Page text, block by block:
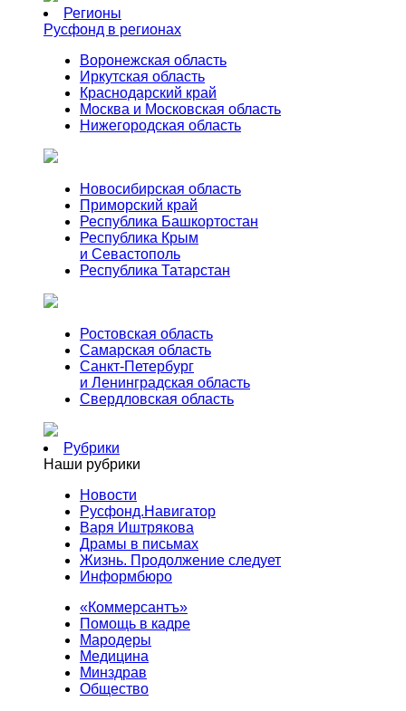
Регионы
Русфонд в регионах
Воронежская область
Иркутская область
Краснодарский край
Москва и Московская область
Нижегородская область
Новосибирская область
Приморский край
Республика Башкортостан
Республика Крым
и Севастополь
Республика Татарстан
Ростовская область
Самарская область
Санкт-Петербург
и Ленинградская область
Свердловская область
Рубрики
Наши рубрики
Новости
Русфонд.Навигатор
Варя Иштрякова
Драмы в письмах
Жизнь. Продолжение следует
Информбюро
«Коммерсантъ»
Помощь в кадре
Мародеры
Медицина
Минздрав
Общество